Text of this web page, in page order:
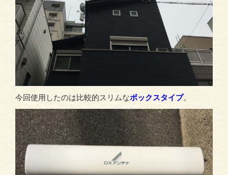
今回使用したのは比較的スリムなボックスタイプ。